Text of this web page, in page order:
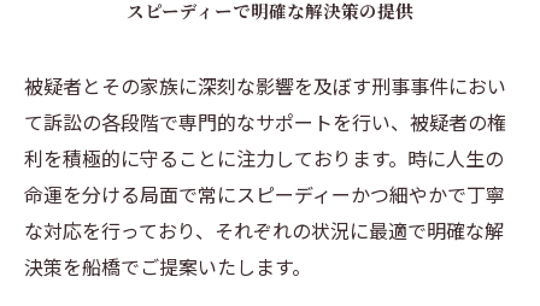
スピーディーで明確な解決策の提供
被疑者とその家族に深刻な影響を及ぼす刑事事件におい
て訴訟の各段階で専門的なサポートを行い、被疑者の権
利を積極的に守ることに注力しております。時に人生の
命運を分ける局面で常にスピーディーかつ細やかで丁寧
な対応を行っており、それぞれの状況に最適で明確な解
決策を船橋でご提案いたします。